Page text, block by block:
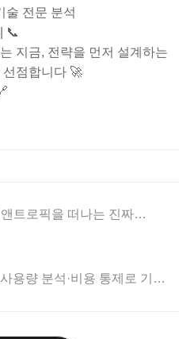
술 전문 분석
📞
지금, 전략을 먼저 설계하는
점합니다 🚀
중국 AI, 미국 개발자들이 앤트로픽을 떠나는 진짜 이....
챗GPT 엔터프라이즈, 사용량 분석·비용 통제로 기업 ....